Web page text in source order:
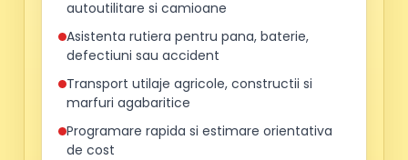
autoutilitare si camioane
Asistenta rutiera pentru pana, baterie,
defectiuni sau accident
Transport utilaje agricole, constructii si
marfuri agabaritice
Programare rapida si estimare orientativa
de cost